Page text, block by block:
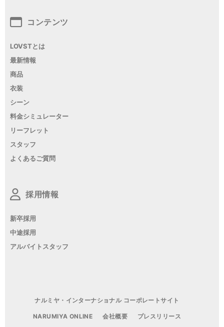
コンテンツ
LOVSTとは
最新情報
商品
衣装
シーン
料金シミュレーター
リーフレット
スタッフ
よくあるご質問
採用情報
新卒採用
中途採用
アルバイトスタッフ
ナルミヤ・インターナショナル コーポレートサイト
NARUMIYA ONLINE 会社概要 プレスリリース